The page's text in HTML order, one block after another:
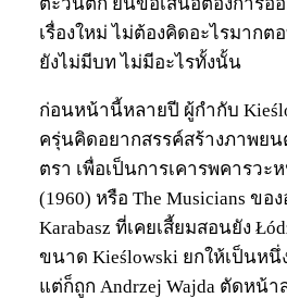
เรื่องใหม่ ไม่ต้องคิดอะไรมาก
ยังไม่มีบท ไม่มีอะไรทั้งนั้น
ก่อนหน้านี้หลายปี ผู้กำกับ
ครุ่นคิดอยากสรรค์สร้างภาพยน
ตรา เพื่อเป็นการเคารพคารวะ
(1960) หรือ The Musicians ขอ
Karabasz ที่เคยเสี้ยมสอนยัง
ขนาด Kieślowski ยกให้เป็นหนึ่
แต่ก็ถูก Andrzej Wajda ตัดหน้า